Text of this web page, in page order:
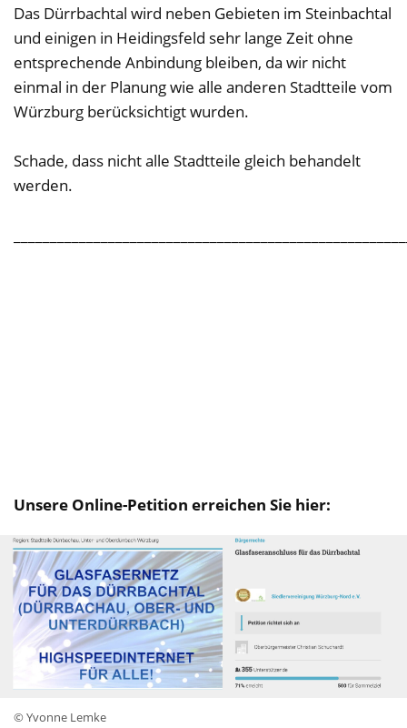
Das Dürrbachtal wird neben Gebieten im Steinbachtal
und einigen in Heidingsfeld sehr lange Zeit ohne
entsprechende Anbindung bleiben, da wir nicht
einmal in der Planung wie alle anderen Stadtteile vom
Würzburg berücksichtigt wurden.
Schade, dass nicht alle Stadtteile gleich behandelt
werden.
Unsere Online-Petition erreichen Sie hier:
© Yvonne Lemke